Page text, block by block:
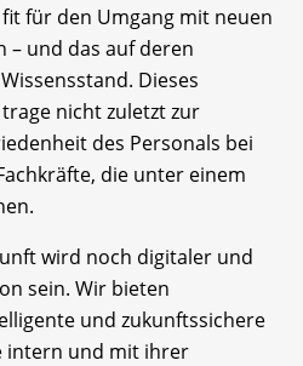
für den Umgang mit neuen
– und das auf deren
Dieses
nicht zuletzt zur
des Personals bei
die unter einem
wird noch digitaler und
sein. Wir bieten
und zukunftssichere
intern und mit ihrer